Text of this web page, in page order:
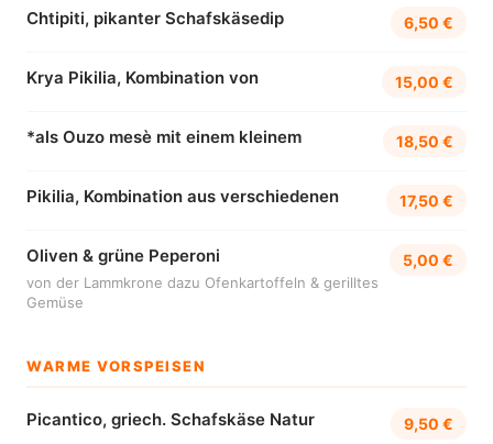
Chtipiti, pikanter Schafskäsedip 6,50 €
Krya Pikilia, Kombination von 15,00 €
*als Ouzo mesè mit einem kleinem 18,50 €
Pikilia, Kombination aus verschiedenen 17,50 €
Oliven & grüne Peperoni
von der Lammkrone dazu Ofenkartoffeln & gerilltes
Gemüse
5,00 €
WARME VORSPEISEN
Picantico, griech. Schafskäse Natur 9,50 €